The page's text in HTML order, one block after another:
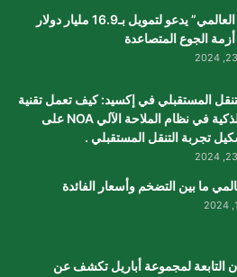
“الأغذية العالمي” يدعو لتمويل بـ16.9 مليار دولار
الجوع المتصاعدة
المستقبلي في إكسيد: كيف تعمل تقنية
القيادة الذكية في نظام الملاحة الآلي NOA على
تجربة التنقل المستقبلي .
ما بين التضخم وأسعار الفائدة
التابعة لمجموعة أباريل تكشف عن